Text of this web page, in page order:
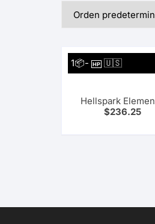
Utopia
1📦- HP 🇺🇸
Hellspark
$236.25